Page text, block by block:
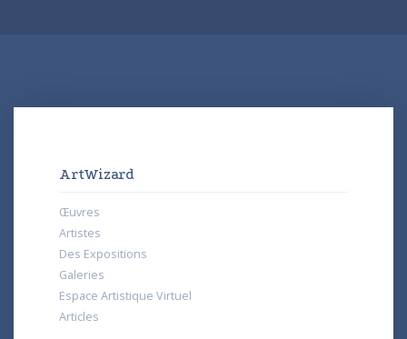
ArtWizard
Œuvres
Artistes
Des Expositions
Galeries
Espace Artistique Virtuel
Articles